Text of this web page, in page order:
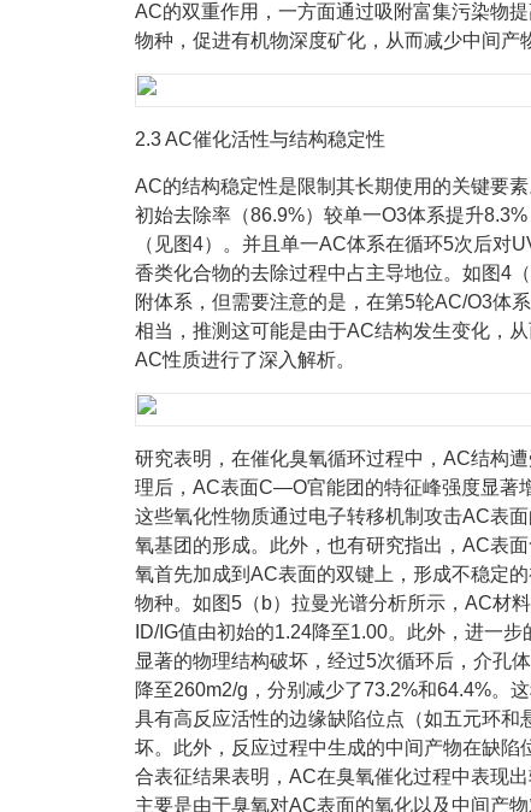
AC的双重作用，一方面通过吸附富集污染物
物种，促进有机物深度矿化，从而减少中间产
2.3 AC催化活性与结构稳定性
AC的结构稳定性是限制其长期使用的关键要
初始去除率（86.9%）较单一O3体系提升
（见图4）。并且单一AC体系在循环5次后对
香类化合物的去除过程中占主导地位。如图4
附体系，但需要注意的是，在第5轮AC/O3体
相当，推测这可能是由于AC结构发生变化，
AC性质进行了深入解析。
研究表明，在催化臭氧循环过程中，AC结构
理后，AC表面C—O官能团的特征峰强度显著
这些氧化性物质通过电子转移机制攻击AC表
氧基团的形成。此外，也有研究指出，AC表
氧首先加成到AC表面的双键上，形成不稳定
物种。如图5（b）拉曼光谱分析所示，AC材
ID/IG值由初始的1.24降至1.00。此外，进一
显著的物理结构破坏，经过5次循环后，介孔
降至260m2/g，分别减少了73.2%和64.4%。
具有高反应活性的边缘缺陷位点（如五元环
坏。此外，反应过程中生成的中间产物在缺
合表征结果表明，AC在臭氧催化过程中表现
主要是由于臭氧对AC表面的氧化以及中间产